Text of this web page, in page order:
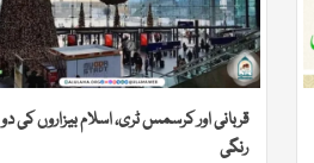
قربانی اور کرسمس ٹری، اسلام بیزاروں کی دو
رنگی